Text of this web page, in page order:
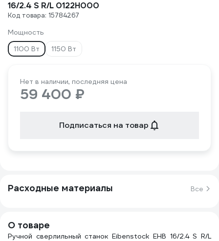
16/2.4 S R/L 0122H000
Код товара: 15784267
Мощность
1100 Вт
1150 Вт
Нет в наличии, последняя цена
59 400 ₽
Подписаться на товар
Расходные материалы Все
О товаре
Ручной сверлильный станок Eibenstock EHB 16/2.4 S R/L